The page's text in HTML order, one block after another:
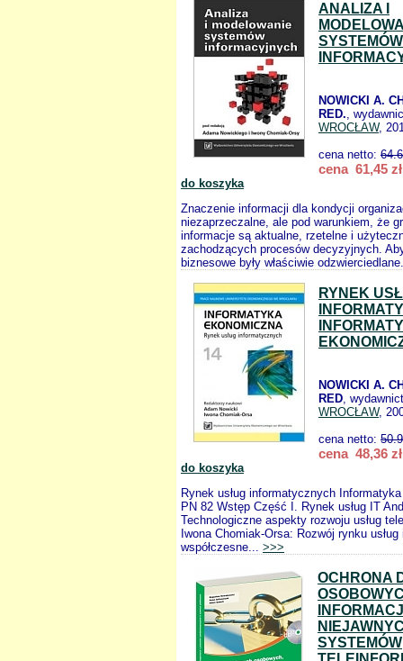
ANALIZA I
SYSTEMÓW
NOWICKI A.
RED.,
WROCŁAW,
cena netto:
cena 61,45 zł
do koszyka
Znaczenie informacji dla kondycji
niezaprzeczalne, ale pod warunkiem, że
informacje są aktualne, rzetelne i
zachodzących procesów decyzyjnych.
biznesowe były właściwie
RYNEK
NOWICKI A.
RED,
WROCŁAW,
cena netto:
cena 48,36 zł
do koszyka
Rynek usług informatycznych
PN 82 Wstęp Część I. Rynek usług IT
Technologiczne aspekty rozwoju usług
Iwona Chomiak-Orsa: Rozwój rynku
współczesne... >>>
OCHRONA
SYSTEMÓW